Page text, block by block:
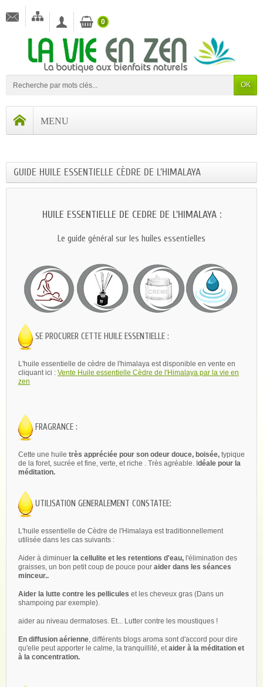
OK
0
GUIDE HUILE ESSENTIELLE CÈDRE DE L'HIMALAYA
HUILE ESSENTIELLE DE CEDRE DE L'HIMALAYA :
Le guide général sur les huiles essentielles
SE PROCURER CETTE HUILE ESSENTIELLE :
L'huile essentielle de cèdre de l'himalaya est disponible en vente en
cliquant ici : Vente Huile essentielle Cèdre de l'Himalaya par la vie en
zen
FRAGRANCE :
Cette une huile très appréciée pour son odeur douce, boisée, typique
de la foret, sucrée et fine, verte, et riche . Très agréable. I déale pour la
méditation.
UTILISATION GENERALEMENT CONSTATEE:
L'huile essentielle de Cèdre de l'Himalaya est traditionnellement
utilisée dans les cas suivants :
Aider à diminuer la cellulite et les retentions d'eau, l'élimination des
graisses, un bon petit coup de pouce pour aider dans les séances
minceur..
Aider la lutte contre les pellicules et les cheveux gras (Dans un
shampoing par exemple).
aider au niveau dermatoses. Et... Lutter contre les moustiques !
En diffusion aérienne, différents blogs aroma sont d'accord pour dire
qu'elle peut apporter le calme, la tranquillité, etaider à la méditation et
à la concentration.